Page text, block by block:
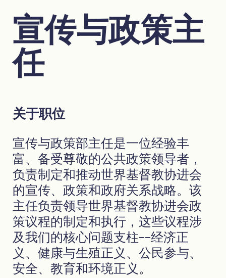
宣传与政策主
任
关于职位
宣传与政策部主任是一位经验丰
富、备受尊敬的公共政策领导者，
负责制定和推动世界基督教协进会
的宣传、政策和政府关系战略。该
主任负责领导世界基督教协进会政
策议程的制定和执行，这些议程涉
及我们的核心问题支柱--经济正
义、健康与生殖正义、公民参与、
安全、教育和环境正义。